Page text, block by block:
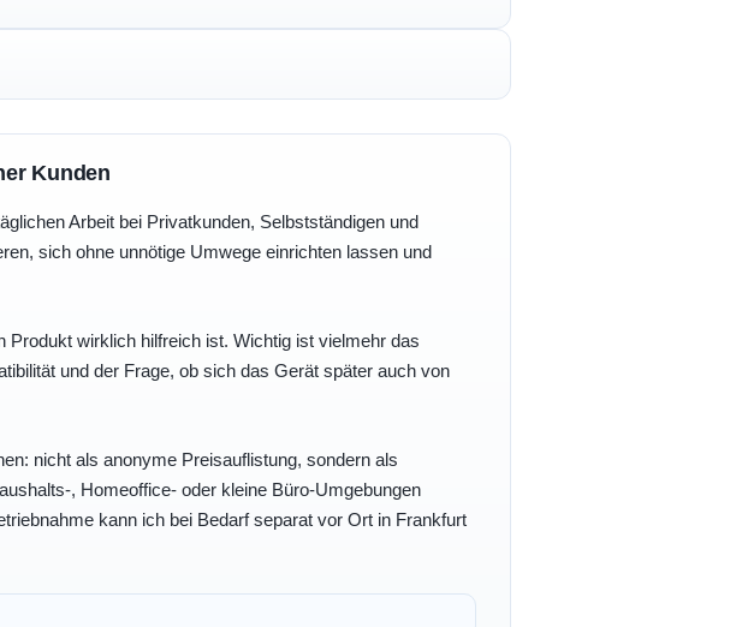
Kunden
Arbeit bei Privatkunden, Selbstständigen und
sich ohne unnötige Umwege einrichten lassen und
Produkt wirklich hilfreich ist. Wichtig ist vielmehr das
und der Frage, ob sich das Gerät später auch von
nicht als anonyme Preisauflistung, sondern als
, Homeoffice- oder kleine Büro-Umgebungen
kann ich bei Bedarf separat vor Ort in Frankfurt